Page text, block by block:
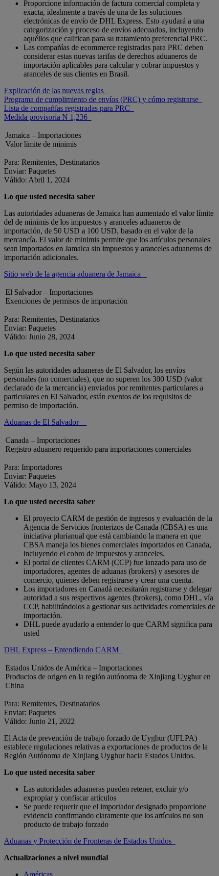
Proporcione información de factura comercial completa y
exacta, idealmente a través de una de las soluciones
electrónicas de envío de DHL Express. Esto ayudará a una
categorización y proceso de envíos adecuados, incluyendo
aquéllos que califican para su tratamiento preferencial PRC.
Las compañías de ecommerce registradas para PRC deben
considerar estas nuevas tarifas de derechos aduaneros de
importación aplicables para calcular y cobrar impuestos y
aranceles de sus clientes en Brasil.
Explicación de las nuevas reglas
Programa de cumplimiento de envíos (PRC) y cómo registrarse
Lista de compañías registradas para PRC
Medida provisoria N 1,236
Jamaica – Importaciones
Valor límite de minimis
Para: Remitentes, Destinatarios
Enviar: Paquetes
Válido: Abril 1, 2024
Lo que usted necesita saber
Las autoridades aduaneras de Jamaica han aumentado el valor límite
del de minimis de los impuestos y aranceles aduaneros de
importación, de 50 USD a 100 USD, basado en el valor de la
mercancía. El valor de minimis permite que los artículos personales
sean importados en Jamaica sin impuestos y aranceles aduaneros de
importación adicionales.
Sitio web de la agencia aduanera de Jamaica
El Salvador – Importaciones
Exenciones de permisos de importación
Para: Remitentes, Destinatarios
Enviar: Paquetes
Válido: Junio 28, 2024
Lo que usted necesita saber
Según las autoridades aduaneras de El Salvador, los envíos
personales (no comerciales), que no superen los 300 USD (valor
declarado de la mercancía) enviados por remitentes particulares a
particulares en El Salvador, están exentos de los requisitos de
permiso de importación.
Aduanas de El Salvador
Canada – Importaciones
Registro aduanero requerido para importaciones comerciales
Para: Importadores
Enviar: Paquetes
Válido: Mayo 13, 2024
Lo que usted necesita saber
El proyecto CARM de gestión de ingresos y evaluación de la
Agencia de Servicios fronterizos de Canada (CBSA) es una
iniciativa plurianual que está cambiando la manera en que
CBSA maneja los bienes comerciales importados en Canada,
incluyendo el cobro de impuestos y aranceles.
El portal de clientes CARM (CCP) fue lanzado para uso de
importadores, agentes de aduanas (brokers) y asesores de
comercio, quienes deben registrarse y crear una cuenta.
Los importadores en Canadá necesitarán registrarse y delegar
autoridad a sus respectivos agentes (brokers), como DHL, vía
CCP, habilitándolos a gestionar sus actividades comerciales de
importación.
DHL puede ayudarlo a entender lo que CARM significa para
usted
DHL Express – Entendiendo CARM
Estados Unidos de América – Importaciones
Productos de origen en la región autónoma de Xinjiang Uyghur en
China
Para: Remitentes, Destinatarios
Enviar: Paquetes
Válido: Junio 21, 2022
El Acta de prevención de trabajo forzado de Uyghur (UFLPA)
establece regulaciones relativas a exportaciones de productos de la
Región Autónoma de Xinjiang Uyghur hacia Estados Unidos.
Lo que usted necesita saber
Las autoridades aduaneras pueden retener, excluir y/o
expropiar y confiscar artículos
Se puede requerir que el importador designado proporcione
evidencia confirmando claramente que los artículos no son
producto de trabajo forzado
Aduanas y Protección de Fronteras de Estados Unidos
Actualizaciones a nivel mundial
Américas